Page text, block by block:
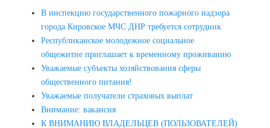
В инспекцию государственного пожарного надзора
города Кировское МЧС ДНР требуется сотрудник
Республиканское молодежное социальное
общежитие приглашает к временному проживанию
Уважаемые субъекты хозяйствования сферы
общественного питания!
Уважаемые получатели страховых выплат
Внимание: вакансия
К ВНИМАНИЮ ВЛАДЕЛЬЦЕВ (ПОЛЬЗОВАТЕЛЕЙ)